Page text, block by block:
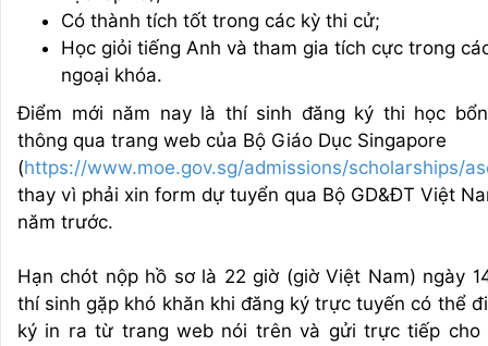
Có thành tích tốt trong các kỳ thi cử;
Học giỏi tiếng Anh và tham gia tích cực trong
ngoại khóa.
Điểm mới năm nay là thí sinh đăng ký thi học
thông qua trang web của Bộ Giáo Dục Singapore
(https://www.moe.gov.sg/admissions/scholarships/
thay vì phải xin form dự tuyển qua Bộ GD&ĐT Việt
năm trước.
Hạn chót nộp hồ sơ là 22 giờ (giờ Việt Nam) ngày
thí sinh gặp khó khăn khi đăng ký trực tuyến có thể
ký in ra từ trang web nói trên và gửi trực tiếp cho